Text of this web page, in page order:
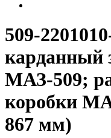
509-
карданный
МАЗ-509;
коробки
867 мм)